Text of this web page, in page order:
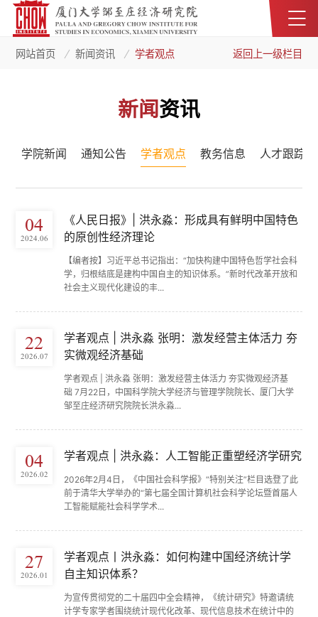
网站首页 新闻资讯 学者观点 返回上一级栏目
新闻资讯
学院新闻 通知公告 学者观点 教务信息 人才跟踪
04
2024.06
《人民日报》| 洪永淼：形成具有鲜明中国特色
的原创性经济理论
【编者按】习近平总书记指出：“加快构建中国特色哲学社会科
学，归根结底是建构中国自主的知识体系。”新时代改革开放和
社会主义现代化建设的丰...
22
2026.07
学者观点 | 洪永淼 张明：激发经营主体活力 夯
实微观经济基础
学者观点 | 洪永淼 张明：激发经营主体活力 夯实微观经济基
础 7月22日，中国科学院大学经济与管理学院院长、厦门大学
邹至庄经济研究院院长洪永淼...
04
2026.02
学者观点 | 洪永淼：人工智能正重塑经济学研究
2026年2月4日，《中国社会科学报》“特别关注”栏目选登了此
前于清华大学举办的“第七届全国计算机社会科学论坛暨首届人
工智能赋能社会科学学术...
27
2026.01
学者观点丨洪永淼：如何构建中国经济统计学
自主知识体系？
为宣传贯彻党的二十届四中全会精神，《统计研究》特邀请统
计学专家学者围绕统计现代化改革、现代信息技术在统计中的